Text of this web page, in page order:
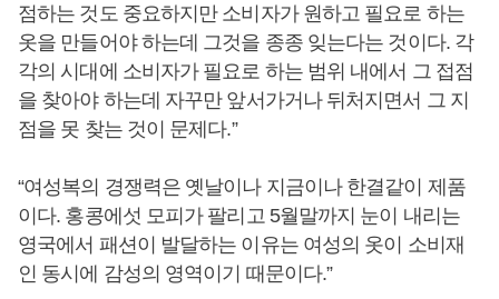
점하는 것도 중요하지만 소비자가 원하고 필요로 하는
옷을 만들어야 하는데 그것을 종종 잊는다는 것이다. 각
각의 시대에 소비자가 필요로 하는 범위 내에서 그 접점
을 찾아야 하는데 자꾸만 앞서가거나 뒤처지면서 그 지
점을 못 찾는 것이 문제다.”
“여성복의 경쟁력은 옛날이나 지금이나 한결같이 제품
이다. 홍콩에섯 모피가 팔리고 5월말까지 눈이 내리는
영국에서 패션이 발달하는 이유는 여성의 옷이 소비재
인 동시에 감성의 영역이기 때문이다.”